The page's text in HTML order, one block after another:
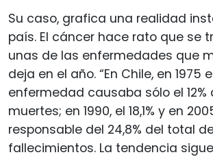
Su caso, grafica una realidad
país. El cáncer hace rato que se
unas de las enfermedades que
deja en el año. “En Chile, en 1975
enfermedad causaba sólo el
muertes; en 1990, el 18,1% y en
responsable del 24,8% del total
fallecimientos. La tendencia